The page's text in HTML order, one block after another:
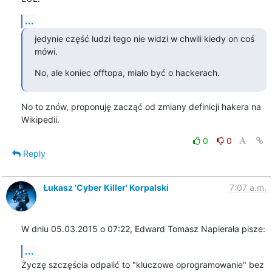
...
jedynie część ludzi tego nie widzi w chwili kiedy on coś
mówi.
No, ale koniec offtopa, miało być o hackerach.
No to znów, proponuję zacząć od zmiany definicji hakera na
Wikipedii.
0
0
Reply
Łukasz 'Cyber Killer' Korpalski 7:07 a.m.
W dniu 05.03.2015 o 07:22, Edward Tomasz Napierała pisze:
...
Życzę szczęścia odpalić to "kluczowe oprogramowanie" bez